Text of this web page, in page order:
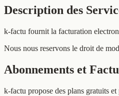
Description des
k-factu fournit la facturation
Nous nous reservons le droit de
Abonnements et
k-factu propose des plans gratuits